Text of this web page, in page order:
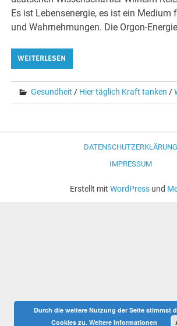
Es ist Lebensenergie, es ist ein Medium
und Wahrnehmungen. Die Orgon-
WEITERLESEN
Gesundheit / Hier täglich Kraft tanken /
DATENSCHUTZERKLÄRUNG
IMPRESSUM
Erstellt mit WordPressund
Durch die weitere Nutzung der Seite stimmst
Cookies zu.Weitere Informationen